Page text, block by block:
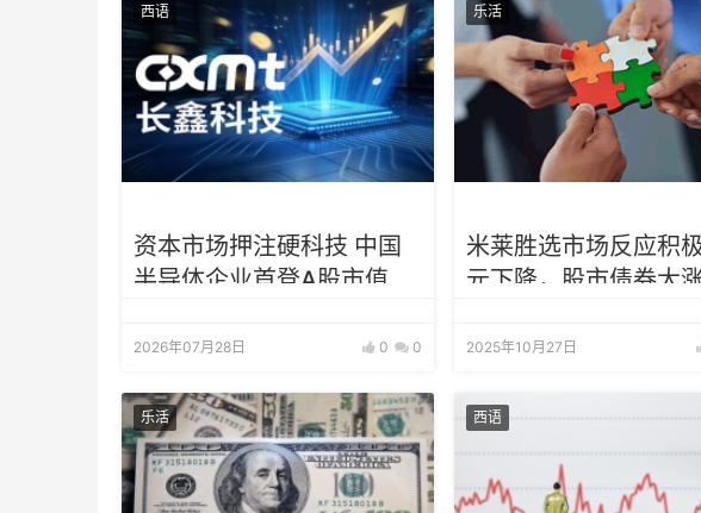
西语
资本市场押注硬科技 中国
半导体企业首登A股市值榜
2026年07月28日 0 0
乐活
米莱胜选市场反应积
元下降，股市债券大
2025年10月27日
乐活 西语